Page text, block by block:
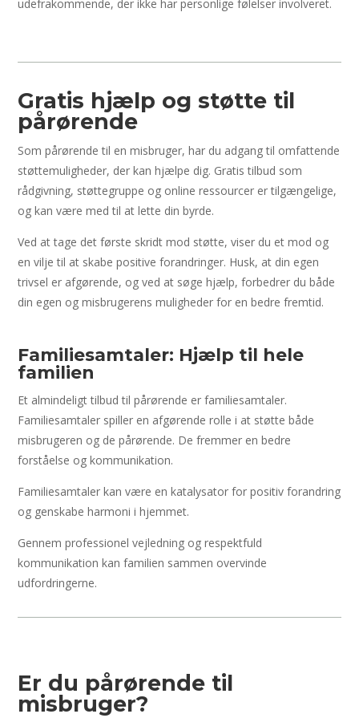
udefrakommende, der ikke har personlige følelser involveret.
Gratis hjælp og støtte til
pårørende
Som pårørende til en misbruger, har du adgang til omfattende
støttemuligheder, der kan hjælpe dig. Gratis tilbud som
rådgivning, støttegruppe og online ressourcer er tilgængelige,
og kan være med til at lette din byrde.
Ved at tage det første skridt mod støtte, viser du et mod og
en vilje til at skabe positive forandringer. Husk, at din egen
trivsel er afgørende, og ved at søge hjælp, forbedrer du både
din egen og misbrugerens muligheder for en bedre fremtid.
Familiesamtaler: Hjælp til hele
familien
Et almindeligt tilbud til pårørende er familiesamtaler.
Familiesamtaler spiller en afgørende rolle i at støtte både
misbrugeren og de pårørende. De fremmer en bedre
forståelse og kommunikation.
Familiesamtaler kan være en katalysator for positiv forandring
og genskabe harmoni i hjemmet.
Gennem professionel vejledning og respektfuld
kommunikation kan familien sammen overvinde
udfordringerne.
Er du pårørende til
misbruger?